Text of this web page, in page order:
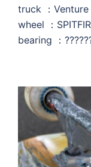
truck ：
wheel ：
bearing ：